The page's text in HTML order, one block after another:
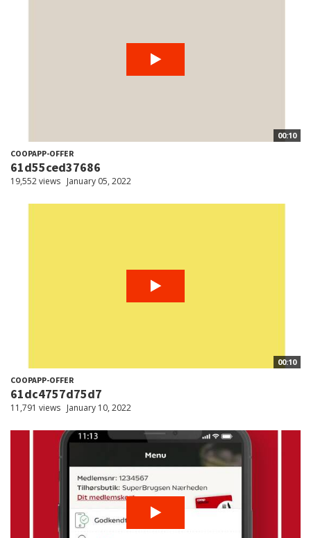
00:10
COOPAPP-OFFER
61d55ced37686
19,552 views January 05, 2022
00:10
COOPAPP-OFFER
61dc4757d75d7
11,791 views January 10, 2022